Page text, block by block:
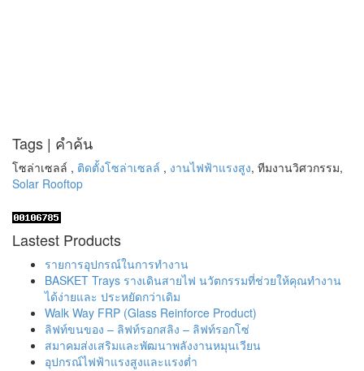
Tags | คำค้น
โซล่าเซลล์ , ติดตั้งโซล่าเซลล์ , งานไฟฟ้าแรงสูง, ทีมงานวิศวกรรม,
Solar Rooftop
Lastest Products
รายการอุปกรณ์ในการทำงาน
BASKET Trays รางเดินสายไฟ นวัตกรรมที่ช่วยให้คุณทำงาน
ได้ง่ายและ ประหยัดกว่าเดิม
Walk Way FRP (Glass Reinforce Product)
ลิฟท์ขนของ – ลิฟท์รอกสลิง – ลิฟท์รอกโซ่
สมาคมส่งเสริมและพัฒนาพลังงานหมุนเวียน
อุปกรณ์ไฟฟ้าแรงสูงและแรงต่ำ